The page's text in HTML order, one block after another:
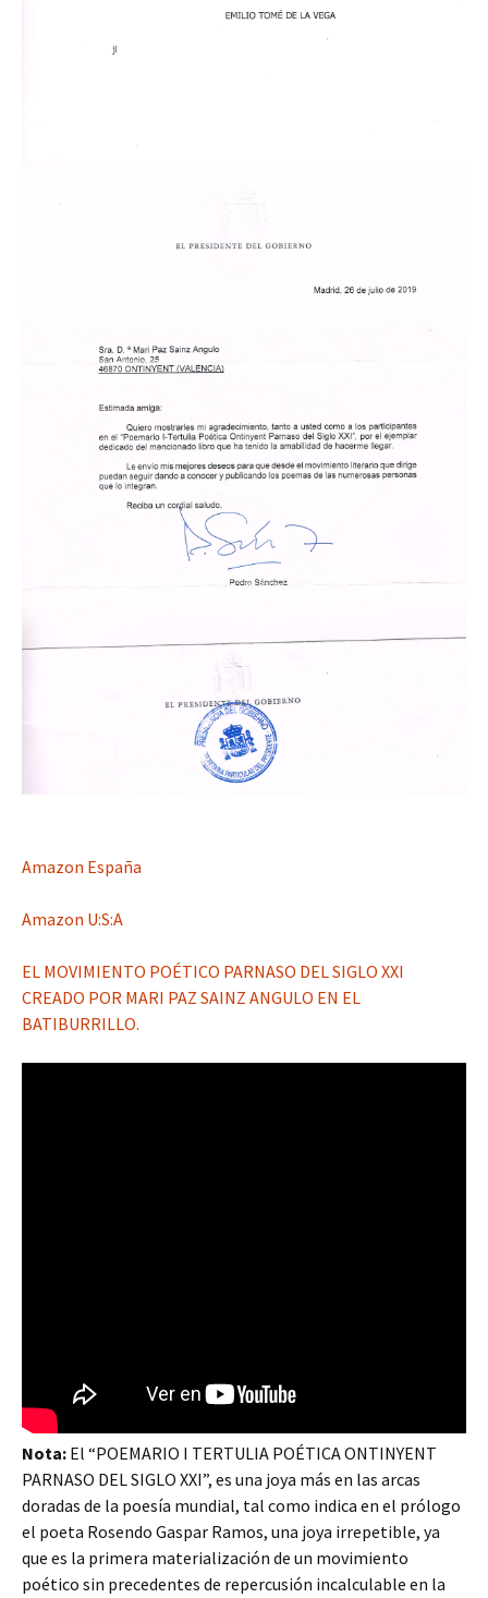
Amazon España
Amazon U:S:A
EL MOVIMIENTO POÉTICO PARNASO DEL SIGLO XXI
CREADO POR MARI PAZ SAINZ ANGULO EN EL
BATIBURRILLO.
Nota: El “POEMARIO I TERTULIA POÉTICA ONTINYENT
PARNASO DEL SIGLO XXI”, es una joya más en las arcas
doradas de la poesía mundial, tal como indica en el prólogo
el poeta Rosendo Gaspar Ramos, una joya irrepetible, ya
que es la primera materialización de un movimiento
poético sin precedentes de repercusión incalculable en la